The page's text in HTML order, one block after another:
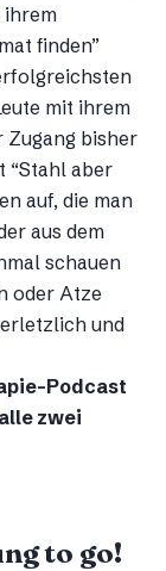
ihrem
finden”
mit ihrem
Zugang bisher
“Stahl aber
auf, die man
aus dem
schauen
oder Atze
und
Podcast
zwei
to go!